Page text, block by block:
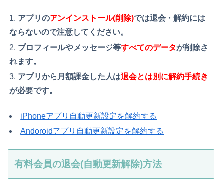
アプリのアンインストール(削除)では退会・解約には
ならないので注意してください。
プロフィールやメッセージ等すべてのデータが削除さ
れます。
アプリから月額課金した人は退会とは別に解約手続き
が必要です。
iPhoneアプリ自動更新設定を解約する
Andoroidアプリ自動更新設定を解約する
有料会員の退会(自動更新解除)方法